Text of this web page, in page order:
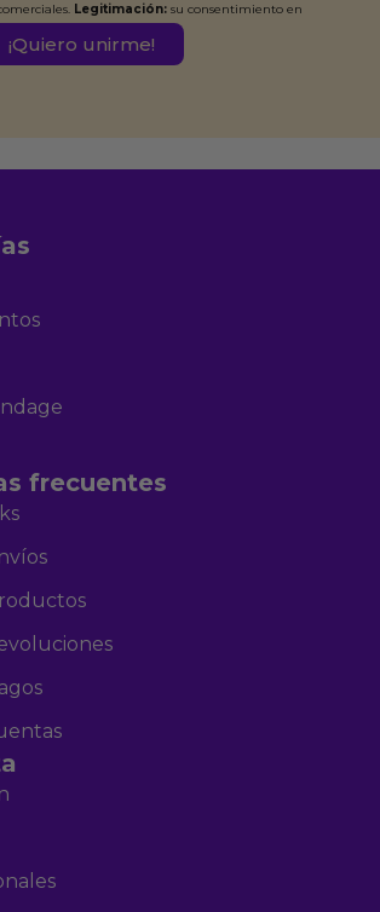
Legitimación: su consentimiento en
Ferran Roig Muñoz. Podrás ejercer tus
frecuentes